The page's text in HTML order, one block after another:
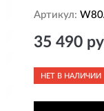
Артикул:
35 490
НЕТ В НАЛИЧИИ